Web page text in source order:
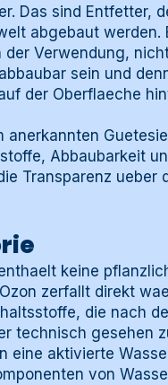
Das sind Entfetter,
abgebaut werden.
Verwendung,
sein und
der Oberflaeche
Abbaubarkeit
Transparenz ueber
keine
zerfallt direkt
die nach
technisch gesehen
eine aktivierte
von